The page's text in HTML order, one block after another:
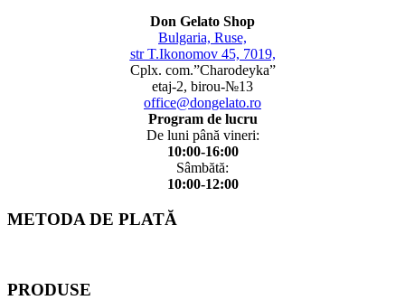
Don Gelato Shop
Bulgaria, Ruse,
str T.Ikonomov 45, 7019,
Cplx. com.”Charodeyka”
etaj-2, birou-№13
office@dongelato.ro
Program de lucru
De luni până vineri:
10:00-16:00
Sâmbătă:
10:00-12:00
METODA DE PLATĂ
PRODUSE